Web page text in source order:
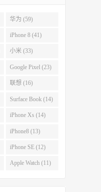
华为 (59)
iPhone 8 (41)
小米 (33)
Google Pixel (23)
联想 (16)
Surface Book (14)
iPhone Xs (14)
iPhone8 (13)
iPhone SE (12)
Apple Watch (11)